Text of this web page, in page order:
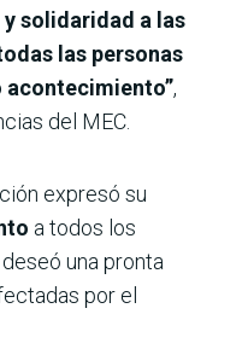
solidaridad a las
las personas
,
del MEC.
expresó su
a todos los
una pronta
por el